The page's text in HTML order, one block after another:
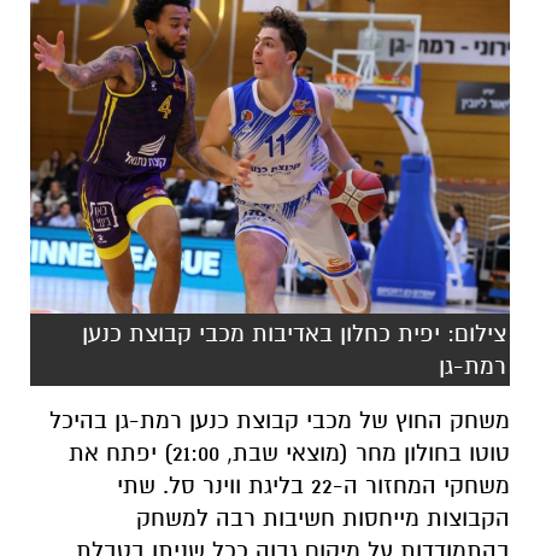
צילום: יפית כחלון באדיבות מכבי קבוצת כנען
רמת-גן
משחק החוץ של מכבי קבוצת כנען רמת-גן בהיכל
טוטו בחולון מחר (מוצאי שבת, 21:00) יפתח את
משחקי המחזור ה-22 בליגת ווינר סל. שתי
הקבוצות מייחסות חשיבות רבה למשחק
בהתמודדות על מיקום גבוה ככל שניתן בטבלת